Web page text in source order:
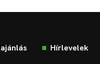
Hírlevelek